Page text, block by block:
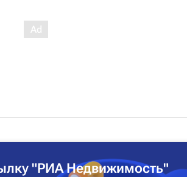
"РИА Недвижимость"